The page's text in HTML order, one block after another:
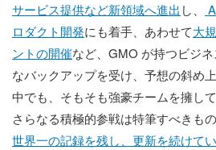
サービス提供など新領域へ進出 し、
ロダクト開発にも着手、あわせて大
ントの開催など、GMO が持つビジ
なバックアップを受け、予想の斜め
中でも、そもそも強豪チームを擁し
さらなる積極的参戦は特筆すべきもの
世界一の記録を残し、更新を続けて